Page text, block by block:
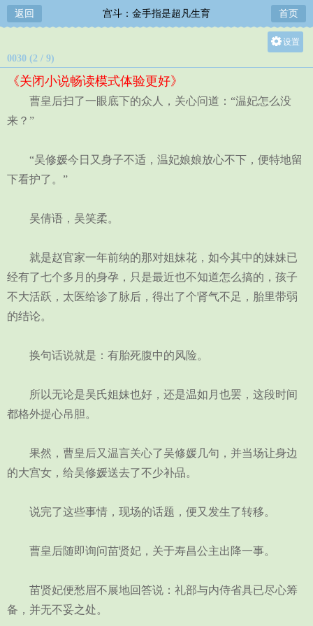
返回 宫斗：金手指是超凡生育 首页
设置
中
0030 (2 / 9)
《关闭小说畅读模式体验更好》
曹皇后扫了一眼底下的众人，关心问道：“温妃怎么没
来？”
“吴修媛今日又身子不适，温妃娘娘放心不下，便特地留
下看护了。”
吴倩语，吴笑柔。
就是赵官家一年前纳的那对姐妹花，如今其中的妹妹已
经有了七个多月的身孕，只是最近也不知道怎么搞的，孩子
不大活跃，太医给诊了脉后，得出了个肾气不足，胎里带弱
的结论。
换句话说就是：有胎死腹中的风险。
所以无论是吴氏姐妹也好，还是温如月也罢，这段时间
都格外提心吊胆。
果然，曹皇后又温言关心了吴修媛几句，并当场让身边
的大宫女，给吴修媛送去了不少补品。
说完了这些事情，现场的话题，便又发生了转移。
曹皇后随即询问苗贤妃，关于寿昌公主出降一事。
苗贤妃便愁眉不展地回答说：礼部与内侍省具已尽心筹
备，并无不妥之处。